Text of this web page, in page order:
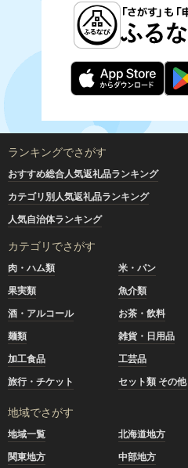
ランキングでさがす
おすすめ総合人気返礼品ランキング
カテゴリ別人気返礼品ランキング
人気自治体ランキング
カテゴリでさがす
肉・ハム類 米・パン
果実類
魚介類
酒・アルコール
お茶・飲料
麺類
雑貨・日用品
加工食品
工芸品
旅行・チケット
セット類 その他
地域でさがす
地域一覧 北海道地方
関東地方
中部地方